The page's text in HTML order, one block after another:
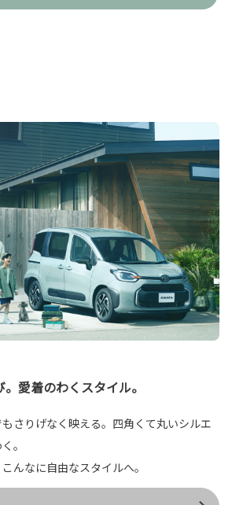
愛着のわくスタイル。
さりげなく映える。四角くて丸いシルエ
。
んなに自由なスタイルへ。